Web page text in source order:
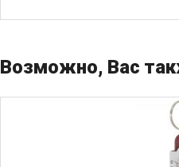
Возможно, Вас